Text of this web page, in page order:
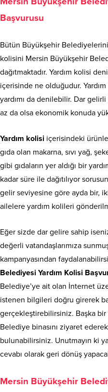
Başvurusu
Bütün Büyükşehir
kolisini Mersin Büyükşehir
dağıtmaktadır. Yardım kolisi
içerisinde ne olduğudur.
yardımı da denilebilir. Dar gelirli
az da olsa ekonomik konuda
Yardım kolisi içerisindeki
gıda olan makarna, sıvı yağ,
gibi gıdaların yer aldığı bir
kadar süre ile dağıtılıyor
gelir seviyesine göre ayda bir,
ailelere yardım kolileri
Eğer sizde dar gelire sahip
değerli vatandaşlarımıza
kampanyasından
Belediyesi Yardım Kolisi
Belediye’ye ait olan İnternet
istenen bilgileri doğru girerek
gerçekleştirebilirsiniz. Başka
Belediye binasını ziyaret
bulunabilirsiniz. Unutmayın ki
cevabı olarak geri dönüş
Mersin Büyükşehir